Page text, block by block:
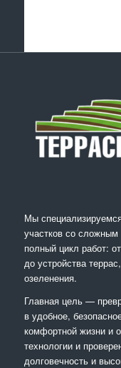
Мы
участков со
полный цикл работ:
до устройства
озеленения.
Главная цель —
в удобное,
комфортной жизни и
технологии и
долговечность и